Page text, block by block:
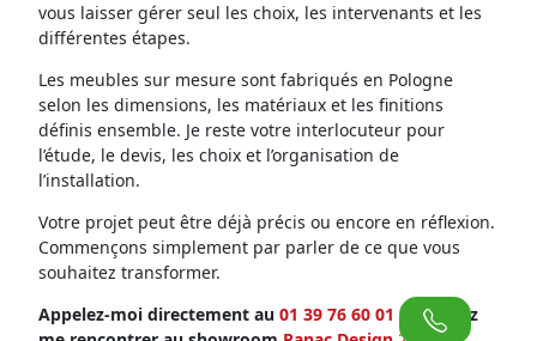
vous laisser gérer seul les choix, les intervenants et les
différentes étapes.
Les meubles sur mesure sont fabriqués en Pologne
selon les dimensions, les matériaux et les finitions
définis ensemble. Je reste votre interlocuteur pour
l’étude, le devis, les choix et l’organisation de
l’installation.
Votre projet peut être déjà précis ou encore en réflexion.
Commençons simplement par parler de ce que vous
souhaitez transformer.
Appelez-moi directement au 01 39 76 60 01 ou venez